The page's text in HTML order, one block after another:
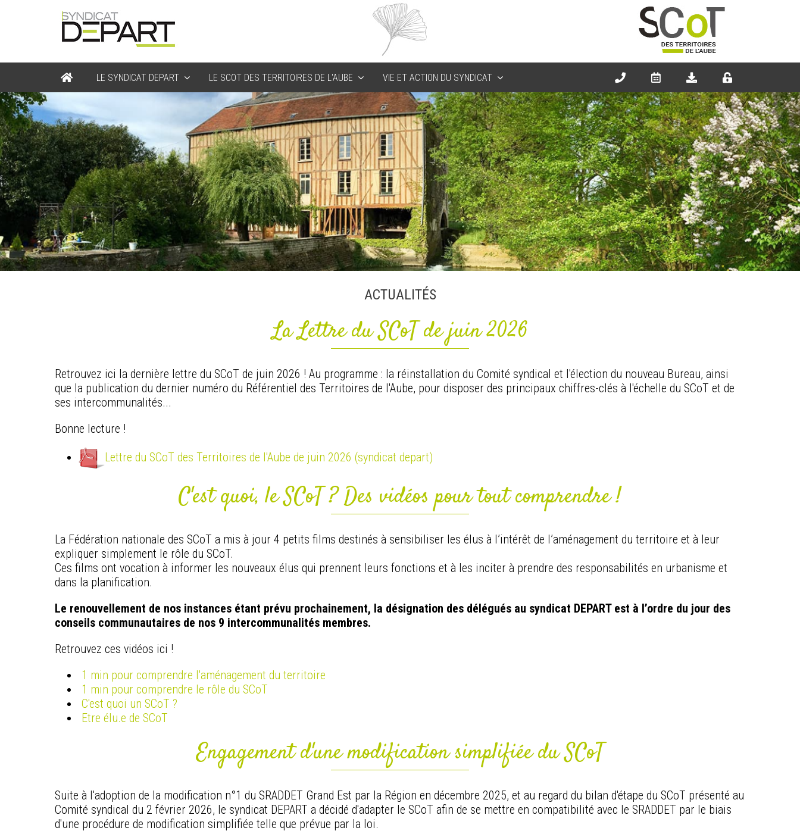
LE SYNDICAT DEPART LE SCOT DES TERRITOIRES DE L'AUBE VIE ET ACTION DU SYNDICAT
ACTUALITÉS
La Lettre du SCoT de juin 2026
Retrouvez ici la dernière lettre du SCoT de juin 2026 ! Au programme : la réinstallation du Comité syndical et l'élection du nouveau Bureau, ainsi
que la publication du dernier numéro du Référentiel des Territoires de l'Aube, pour disposer des principaux chiffres-clés à l'échelle du SCoT et de
ses intercommunalités...
Bonne lecture !
Lettre du SCoT des Territoires de l'Aube de juin 2026 (syndicat depart)
C'est quoi, le SCoT ? Des vidéos pour tout comprendre !
La Fédération nationale des SCoT a mis à jour 4 petits films destinés à sensibiliser les élus à l’intérêt de l’aménagement du territoire et à leur
expliquer simplement le rôle du SCoT.
Ces films ont vocation à informer les nouveaux élus qui prennent leurs fonctions et à les inciter à prendre des responsabilités en urbanisme et
dans la planification.
Le renouvellement de nos instances étant prévu prochainement, la désignation des délégués au syndicat DEPART est à l’ordre du jour des
conseils communautaires de nos 9 intercommunalités membres.
Retrouvez ces vidéos ici !
1 min pour comprendre l'aménagement du territoire
1 min pour comprendre le rôle du SCoT
C'est quoi un SCoT ?
Etre élu.e de SCoT
Engagement d'une modification simplifiée du SCoT
Suite à l'adoption de la modification n°1 du SRADDET Grand Est par la Région en décembre 2025, et au regard du bilan d'étape du SCoT présenté au
Comité syndical du 2 février 2026, le syndicat DEPART a décidé d'adapter le SCoT afin de se mettre en compatibilité avec le SRADDET par le biais
d'une procédure de modification simplifiée telle que prévue par la loi.